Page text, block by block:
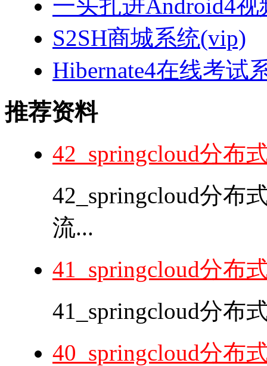
一头扎进Android4视
S2SH商城系统(vip)
Hibernate4在线考试
推荐资料
42_springcloud分布
42_springcloud分布
流...
41_springcloud分布
41_springcloud分布
40_springcloud分布